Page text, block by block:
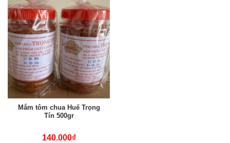
Mắm tôm chua Huế Trọng
Tín 500gr
140.000₫